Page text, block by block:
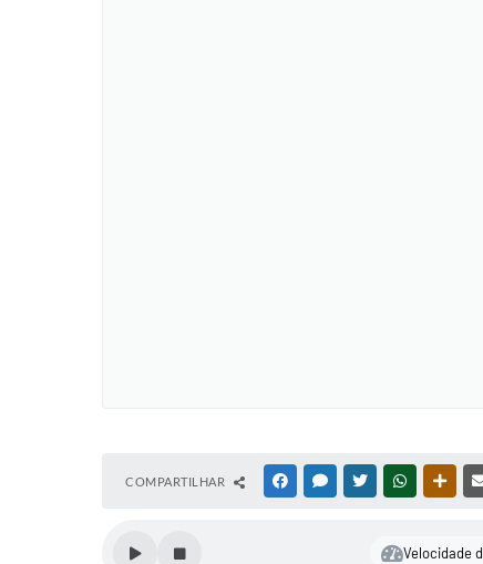
COMPARTILHAR FACEBOOKMESSENGER
TWITTERWHATSAPP
Velocidade